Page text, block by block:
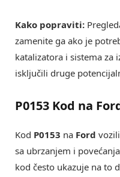
Kako popraviti:
zamenite ga ako je
katalizatora i sistema za
isključili druge
P0153 Kod na
Kod P0153 na Ford
sa ubrzanjem i
kod često ukazuje na to